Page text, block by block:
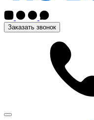
Заказать звонок